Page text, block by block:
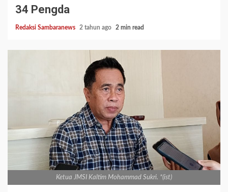
34 Pengda
Redaksi Sambaranews 2 tahun ago 2 min read
Ketua JMSI Kaltim Mohammad Sukri. *(ist)